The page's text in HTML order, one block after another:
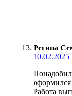
Регина
10.02.2025
оформился
Работа